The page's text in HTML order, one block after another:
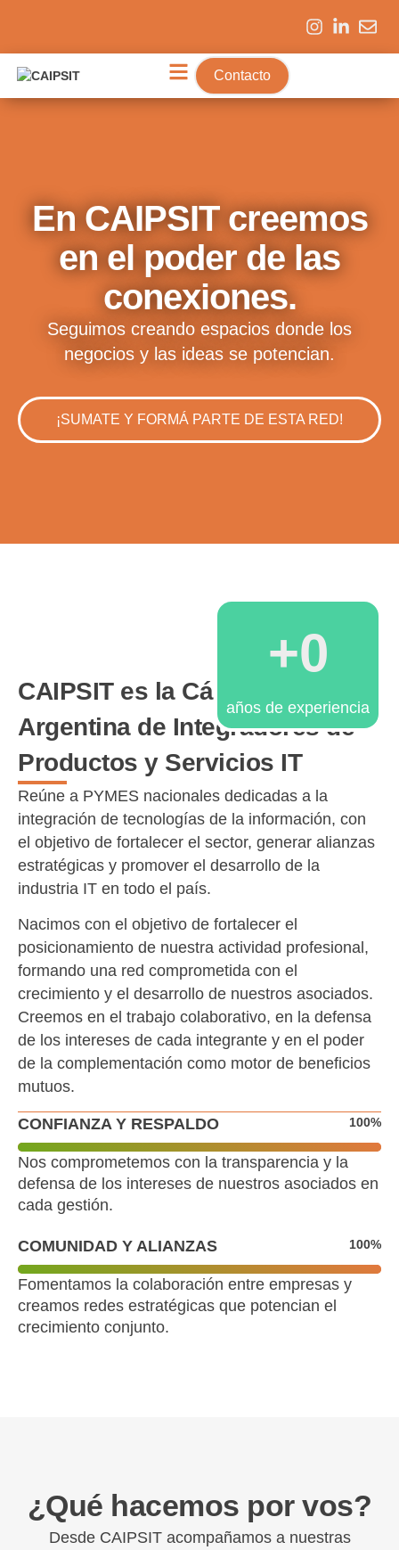
Contacto
En CAIPSIT creemos
en el poder de las
conexiones.
Seguimos creando espacios donde los
negocios y las ideas se potencian.
¡SUMATE Y FORMÁ PARTE DE ESTA RED!
años de experiencia
+0
CAIPSIT es la Cámara
Argentina de Integradores de
Productos y Servicios IT
Reúne a PYMES nacionales dedicadas a la
integración de tecnologías de la información, con
el objetivo de fortalecer el sector, generar alianzas
estratégicas y promover el desarrollo de la
industria IT en todo el país.
Nacimos con el objetivo de fortalecer el
posicionamiento de nuestra actividad profesional,
formando una red comprometida con el
crecimiento y el desarrollo de nuestros asociados.
Creemos en el trabajo colaborativo, en la defensa
de los intereses de cada integrante y en el poder
de la complementación como motor de beneficios
mutuos.
CONFIANZA Y RESPALDO 100%
Nos comprometemos con la transparencia y la
defensa de los intereses de nuestros asociados en
cada gestión.
COMUNIDAD Y ALIANZAS 100%
Fomentamos la colaboración entre empresas y
creamos redes estratégicas que potencian el
crecimiento conjunto.
¿Qué hacemos por vos?
Desde CAIPSIT acompañamos a nuestras